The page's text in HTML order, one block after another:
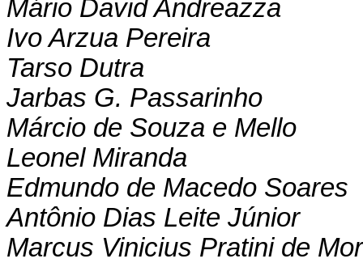
Mário David Andreazza
Ivo Arzua Pereira
Tarso Dutra
Jarbas G. Passarinho
Márcio de Souza e Mello
Leonel Miranda
Edmundo de Macedo Soares
Antônio Dias Leite Júnior
Marcus Vinicius Pratini de